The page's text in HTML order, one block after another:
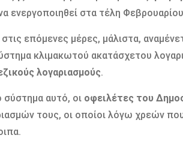
να ενεργοποιηθεί στα τέλη
επόμενες μέρες, μάλιστα,
κλιμακωτού ακατάσχετου
λογαριασμούς.
αυτό, οι οφειλέτες του
τους, οι οποίοι λόγω χρεών